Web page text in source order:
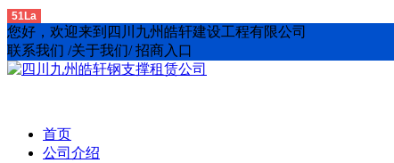
51La
您好，欢迎来到四川九州皓轩建设工程有限公司
联系我们 /关于我们/ 招商入口
首页
公司介绍